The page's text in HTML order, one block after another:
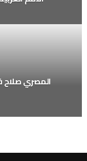
المصري صلاح